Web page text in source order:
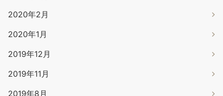
2020年2月
2020年1月
2019年12月
2019年11月
2019年8月